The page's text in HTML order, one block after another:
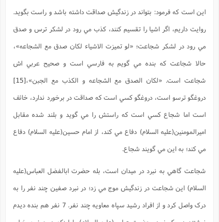
اين است که فرمود: بتواند در زندگيش صداقت داشته باشد و راست بگويد.
روايت داريم، اگر اشيا را تقسيم کنند، کذب مي رود در لشکر ترس و صدق
مي رود در لشکر شجاعت؛ «لو تميزت الاشياء لکان صدق مع الشجاعه»،
حالا شجاعت که بنده مي گويم به فارسي است و صحيح عربي اش
شجاعت است. «لکان الصدق مع الشجاعه و الکذب مع الجبن»،[15]
دروغگو ترسو است، دروغگو کسي است که صداقت در برخورد ندارد، خائف
است اما شجاع کسي است که راستش را مي گويد و بلند شده مقابل
اميرالمومنين(علیه السلام) دفاع مي کند، از امام حسين(علیه السلام) دفاع
مي کند؛ به اين مي گويند شجاع.
شجاعت گاهي به نبرد در ميدان است، بله حضرت ابالفضل العباس(علیه
السلام) اين شجاعت در زندگيش موج مي زد؛ در نبرد صفين چند نفر را به
درک واصل کرد و از افراد رشيد سپاه معاويه چند نفر. 7 نفر هم بنده ديدم